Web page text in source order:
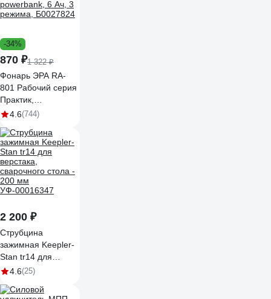
-34%
870 ₽1 322 ₽
Фонарь ЭРА RA-
801 Рабочий серия
Практик,
powerbank, 6 Ач, 3
4.6(744)
2 200 ₽
Струбцина
зажимная Keepler-
Stan tr14 для
верстака,
200 мм
4.6(25)